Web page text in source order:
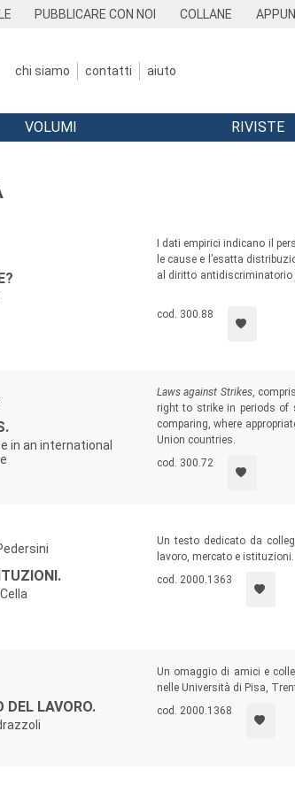
PUBBLICARE CON NOI COLLANE
chi siamo contatti aiuto
VOLUMI RIVISTE
I dati empirici indicano il
le cause e l’esatta
al diritto antidiscriminatorio
intersezionale, questo
mirano a promuovere il
diseguaglianze di genere e
cod. 300.88
in an international
Laws against Strikes,
right to strike in periods of
comparing, where
Union countries.
cod. 300.72
Un testo dedicato da
lavoro, mercato e istituzioni.
cod. 2000.1363
DEL LAVORO.
Un omaggio di amici e
nelle Università di Pisa,
cod. 2000.1368